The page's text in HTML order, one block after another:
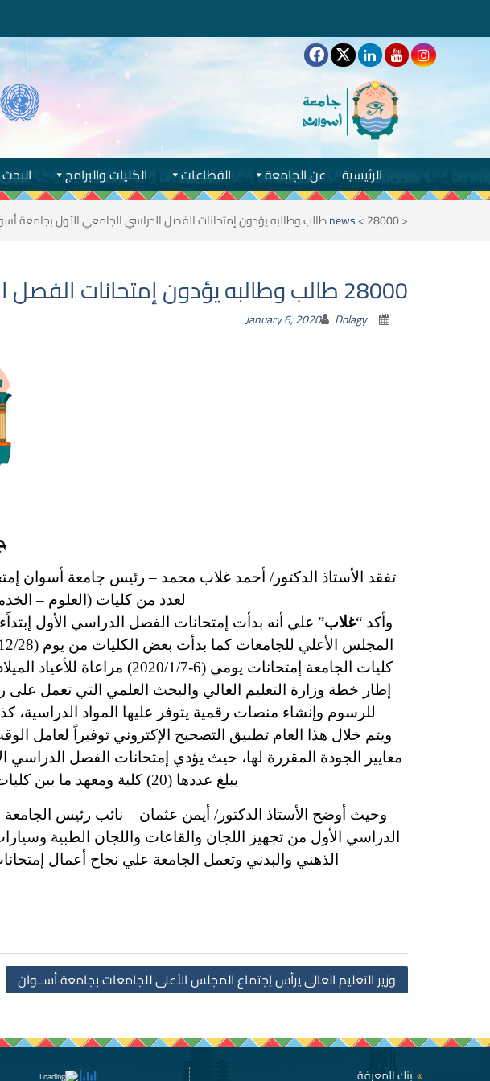
الكليات والبرامج القطاعات عن الجامعة الرئيسية
<
news<28000 طالب وطالبه يؤدون إمتحانات الفصل الدراسي الجامعي الأول بجامعة أسوان
28000 طالب وطالبه يؤدون إمتحانات الفصل الدراسي الجامعي الأول بجامعة أسوان
January 6, 2020 Dolagy
لعدد من كليات (العلوم –
وأكد “غلاب
كليات الجامعة إمتحانات
إطار خطة وزارة التعليم العالي والبحث العلمي التي تعمل على
للرسوم وإنشاء منصات رقمية يتوفر عليها المواد الدراسية،
ويتم خلال هذا العام تطبيق التصحيح الإكتروني توفيراً لعامل
يبلغ عددها (20) كلية ومعهد ما بين كليات الحرم الجامعي بصحاري وكليات مدينة أسوان الجديدة.
وحيث أوضح الأستاذ الدكتور/ أيمن عثمان – نائب رئيس الجامعة
الدراسي الأول من تجهيز اللجان والقاعات واللجان الطبية
الذهني والبدني وتعمل الجامعة علي نجاح أعمال
وزير التعليم العالى يرأس اِجتماع المجلس الأعلى للجامعات بجامعة أســوان
بنك المعرفة